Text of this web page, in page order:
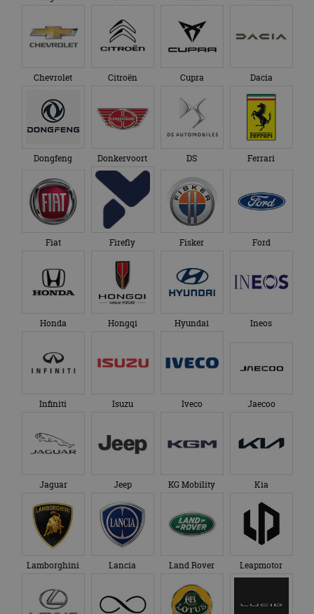
Chevrolet Citroën Cupra Dacia
Dongfeng Donkervoort DS Ferrari
Fiat Firefly Fisker Ford
Honda Hongqi Hyundai Ineos
Infiniti Isuzu Iveco Jaecoo
Jaguar Jeep KG Mobility Kia
Lamborghini Lancia Land Rover Leapmotor